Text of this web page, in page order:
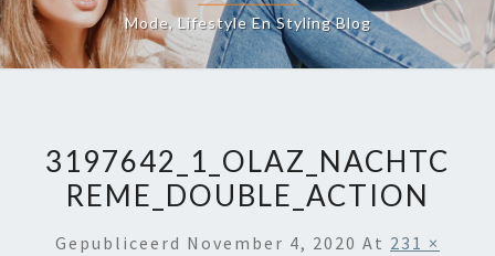
Mode, Lifestyle En Styling Blog
3197642_1_OLAZ_NACHTC
REME_DOUBLE_ACTION
Gepubliceerd November 4, 2020 At 231 ×